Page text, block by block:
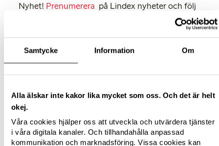
Samtycke Information Om
Alla älskar inte kakor lika mycket som oss. Och det är helt
okej.
Våra cookies hjälper oss att utveckla och utvärdera tjänster
i våra digitala kanaler. Och tillhandahålla anpassad
kommunikation och marknadsföring. Vissa cookies kan
Nyhet! Prenumerera på Lindex nyheter och följ
För mer information, kontakta:
Helen Nord
Showwoom Coordinator, Lindex
Phone: +46 (0)31 739 53 39